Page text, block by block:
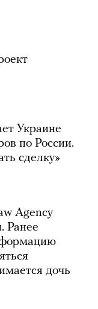
Украине
по России.
сделку»
Agency
Ранее
дочь